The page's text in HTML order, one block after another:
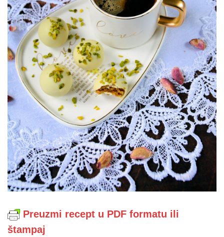
Preuzmi recept u PDF formatu ili
štampaj